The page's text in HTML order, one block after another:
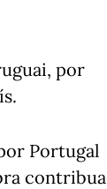
por
Portugal
contribua